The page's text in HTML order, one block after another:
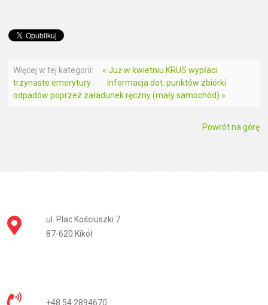
Więcej w tej kategorii:
« Już w kwietniu KRUS wypłaci
trzynaste emerytury
Informacja dot. punktów zbiórki
odpadów poprzez załadunek ręczny (mały samochód) »
Powrót na górę
ul. Plac Kościuszki 7
87-620 Kikół
+48 54 2894670